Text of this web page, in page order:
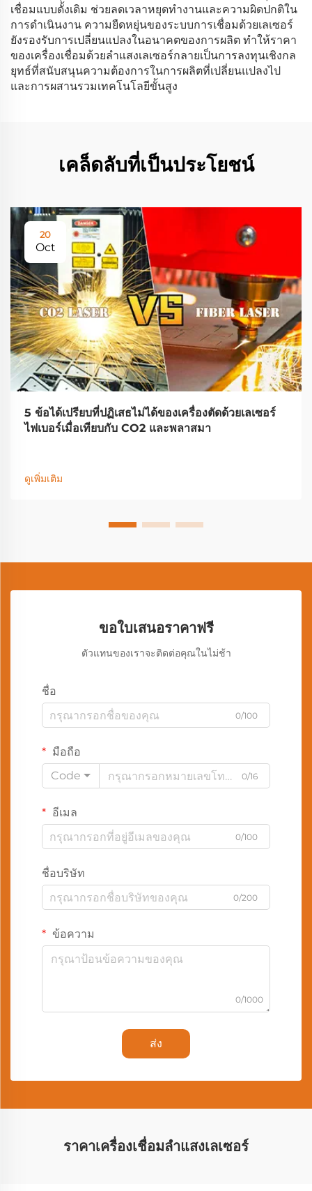
เชื่อมแบบดั้งเดิม ช่วยลดเวลาหยุดทำงานและความผิดปกติใน
การดำเนินงาน ความยืดหยุ่นของระบบการเชื่อมด้วยเลเซอร์
ยังรองรับการเปลี่ยนแปลงในอนาคตของการผลิต ทำให้ราคา
ของเครื่องเชื่อมด้วยลำแสงเลเซอร์กลายเป็นการลงทุนเชิงกล
ยุทธ์ที่สนับสนุนความต้องการในการผลิตที่เปลี่ยนแปลงไป
และการผสานรวมเทคโนโลยีขั้นสูง
เคล็ดลับที่เป็นประโยชน์
20
Oct
5 ข้อได้เปรียบที่ปฏิเสธไม่ได้ของเครื่องตัดด้วยเลเซอร์
ไฟเบอร์เมื่อเทียบกับ CO2 และพลาสมา
ดูเพิ่มเติม
ขอใบเสนอราคาฟรี
ตัวแทนของเราจะติดต่อคุณในไม่ช้า
ชื่อ
0/100
มือถือ
Code
0/16
อีเมล
0/100
ชื่อบริษัท
0/200
ข้อความ
0/1000
ส่ง
ราคาเครื่องเชื่อมลำแสงเลเซอร์